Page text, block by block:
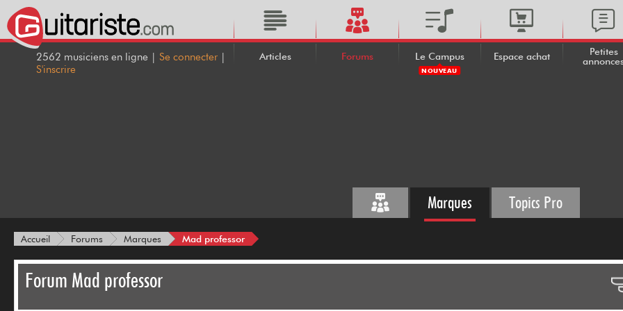
2562 musiciens en ligne | Se connecter |
S'inscrire
Articles Forums Le Campus
NOUVEAU
Espace achat
Petites
Marques Topics Pro
Accueil Forums Marques Mad professor
Forum Mad professor